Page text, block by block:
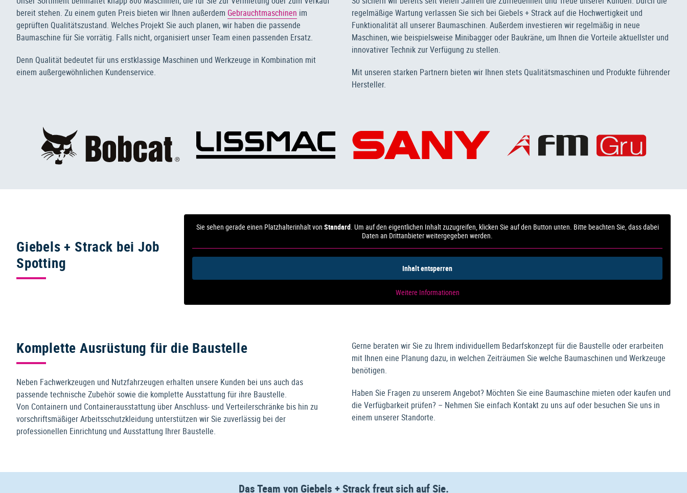
bereit stehen. Zu einem guten Preis bieten wir Ihnen außerdem Gebrauchtmaschinen im
geprüften Qualitätszustand. Welches Projekt Sie auch planen, wir haben die passende
Baumaschine für Sie vorrätig. Falls nicht, organisiert unser Team einen passenden Ersatz.
Denn Qualität bedeutet für uns erstklassige Maschinen und Werkzeuge in Kombination mit
einem außergewöhnlichen Kundenservice.
regelmäßige Wartung verlassen Sie sich bei Giebels + Strack auf die Hochwertigkeit und
Funktionalität all unserer Baumaschinen. Außerdem investieren wir regelmäßig in neue
Maschinen, wie beispielsweise Minibagger oder Baukräne, um Ihnen die Vorteile aktuellster und
innovativer Technik zur Verfügung zu stellen.
Mit unseren starken Partnern bieten wir Ihnen stets Qualitätsmaschinen und Produkte führender
Hersteller.
Giebels + Strack bei Job
Spotting
Sie sehen gerade einen Platzhalterinhalt von Standard. Um auf den eigentlichen Inhalt zuzugreifen, klicken Sie auf den Button unten. Bitte beachten Sie, dass dabei
Daten an Drittanbieter weitergegeben werden.
Inhalt entsperren
Weitere Informationen
Komplette Ausrüstung für die Baustelle
Neben Fachwerkzeugen und Nutzfahrzeugen erhalten unsere Kunden bei uns auch das
passende technische Zubehör sowie die komplette Ausstattung für ihre Baustelle.
Von Containern und Containerausstattung über Anschluss- und Verteilerschränke bis hin zu
vorschriftsmäßiger Arbeitsschutzkleidung unterstützen wir Sie zuverlässig bei der
professionellen Einrichtung und Ausstattung Ihrer Baustelle.
Gerne beraten wir Sie zu Ihrem individuellem Bedarfskonzept für die Baustelle oder erarbeiten
mit Ihnen eine Planung dazu, in welchen Zeiträumen Sie welche Baumaschinen und Werkzeuge
benötigen.
Haben Sie Fragen zu unserem Angebot? Möchten Sie eine Baumaschine mieten oder kaufen und
die Verfügbarkeit prüfen? – Nehmen Sie einfach Kontakt zu uns auf oder besuchen Sie uns in
einem unserer Standorte.
Das Team von Giebels + Strack freut sich auf Sie.